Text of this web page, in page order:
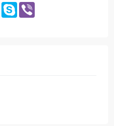
Message
Skype